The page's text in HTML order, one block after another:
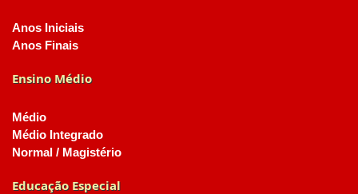
Anos Iniciais
Anos Finais
Ensino Médio
Médio
Médio Integrado
Normal / Magistério
Educação Especial